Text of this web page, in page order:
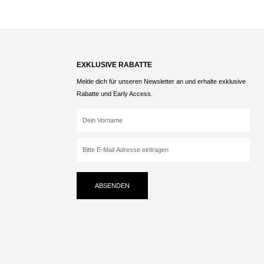
EXKLUSIVE RABATTE
Melde dich für unseren Newsletter an und erhalte exklusive
Rabatte und Early Access.
ABSENDEN